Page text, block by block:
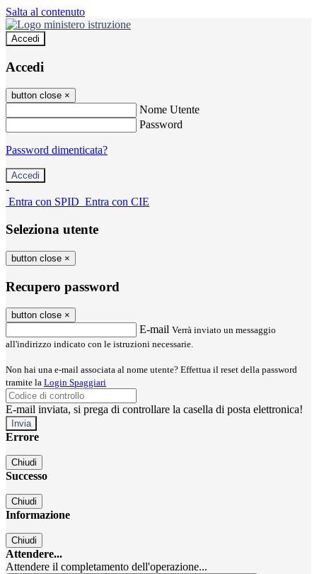
Salta al contenuto
Accedi
Accedi
button close ×
Nome Utente
Password
Password dimenticata?
-
Entra con SPID Entra con CIE
Seleziona utente
button close ×
Recupero password
button close ×
E-mail Verrà inviato un messaggio
all'indirizzo indicato con le istruzioni necessarie.
Non hai una e-mail associata al nome utente? Effettua il reset della password
tramite la Login Spaggiari
E-mail inviata, si prega di controllare la casella di posta elettronica!
Errore
Chiudi
Successo
Chiudi
Informazione
Chiudi
Attendere...
Attendere il completamento dell'operazione...